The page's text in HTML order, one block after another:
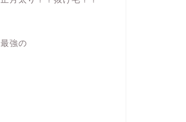
最強の